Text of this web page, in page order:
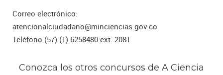
Correo electrónico:
atencionalciudadano@minciencias.gov.co
Teléfono (57) (1) 6258480 ext. 2081
Conozca los otros concursos de A Ciencia